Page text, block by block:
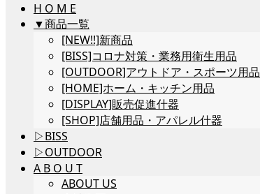
H O M E
▼商品一覧
[NEW!!]新商品
[BISS]コロナ対策・業務用衛生用品
[OUTDOOR]アウトドア・スポーツ用品
[HOME]ホーム・キッチン用品
[DISPLAY]販売促進什器
[SHOP]店舗用品・アパレル什器
▷BISS
▷OUTDOOR
A B O U T
ABOUT US